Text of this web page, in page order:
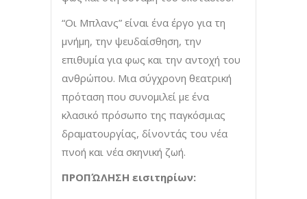
“Οι Μπλανς” είναι ένα έργο για τη
μνήμη, την ψευδαίσθηση, την
επιθυμία για φως και την αντοχή του
ανθρώπου. Μια σύγχρονη θεατρική
πρόταση που συνομιλεί με ένα
κλασικό πρόσωπο της παγκόσμιας
δραματουργίας, δίνοντάς του νέα
πνοή και νέα σκηνική ζωή.
ΠΡΟΠΏΛΗΣΗ εισιτηρίων: